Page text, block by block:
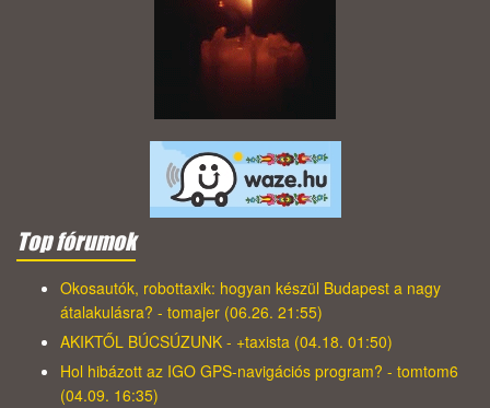
Top fórumok
Okosautók, robottaxik: hogyan készül Budapest a nagy
átalakulásra? - tomajer (06.26. 21:55)
AKIKTŐL BÚCSÚZUNK - +taxista (04.18. 01:50)
Hol hibázott az IGO GPS-navigációs program? - tomtom6
(04.09. 16:35)